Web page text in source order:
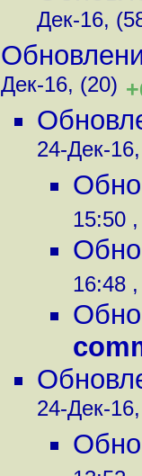
Дек-16,
Дек-16, (20)
24-Дек-
15:50
16:48
24-Дек-